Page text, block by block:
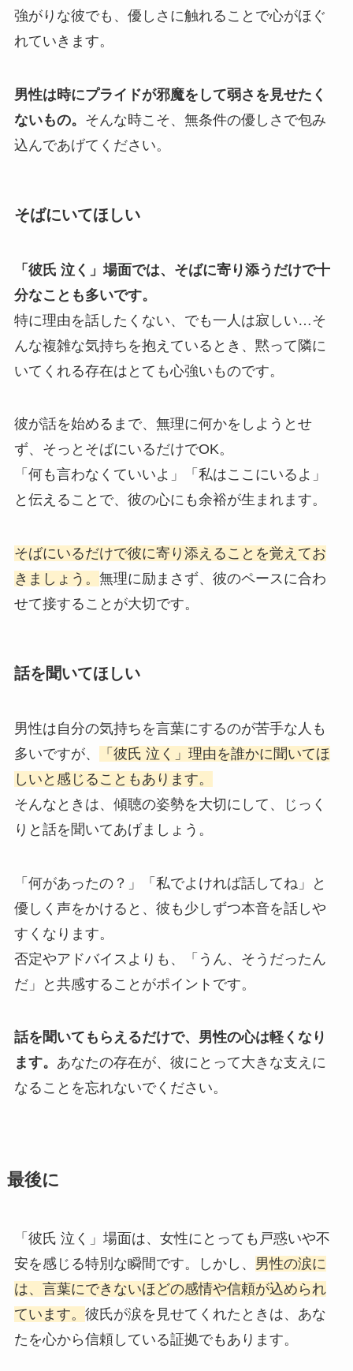
強がりな彼でも、優しさに触れることで心がほぐ
れていきます。
男性は時にプライドが邪魔をして弱さを見せたく
ないもの。 そんな時こそ、無条件の優しさで包み
込んであげてください。
そばにいてほしい
「彼氏 泣く」場面では、そばに寄り添うだけで十
分なことも多いです。
特に理由を話したくない、でも一人は寂しい…そ
んな複雑な気持ちを抱えているとき、黙って隣に
いてくれる存在はとても心強いものです。
彼が話を始めるまで、無理に何かをしようとせ
ず、そっとそばにいるだけでOK。
「何も言わなくていいよ」「私はここにいるよ」
と伝えることで、彼の心にも余裕が生まれます。
そばにいるだけで彼に寄り添えることを覚えてお
きましょう。 無理に励まさず、彼のペースに合わ
せて接することが大切です。
話を聞いてほしい
男性は自分の気持ちを言葉にするのが苦手な人も
多いですが、
「彼氏 泣く」理由を誰かに聞いてほ
しいと感じることもあります。
そんなときは、傾聴の姿勢を大切にして、じっく
りと話を聞いてあげましょう。
「何があったの？」「私でよければ話してね」と
優しく声をかけると、彼も少しずつ本音を話しや
すくなります。
否定やアドバイスよりも、「うん、そうだったん
だ」と共感することがポイントです。
話を聞いてもらえるだけで、男性の心は軽くなり
ます。 あなたの存在が、彼にとって大きな支えに
なることを忘れないでください。
最後に
「彼氏 泣く」場面は、女性にとっても戸惑いや不
安を感じる特別な瞬間です。しかし、 男性の涙に
は、言葉にできないほどの感情や信頼が込められ
ています。 彼氏が涙を見せてくれたときは、あな
たを心から信頼している証拠でもあります。